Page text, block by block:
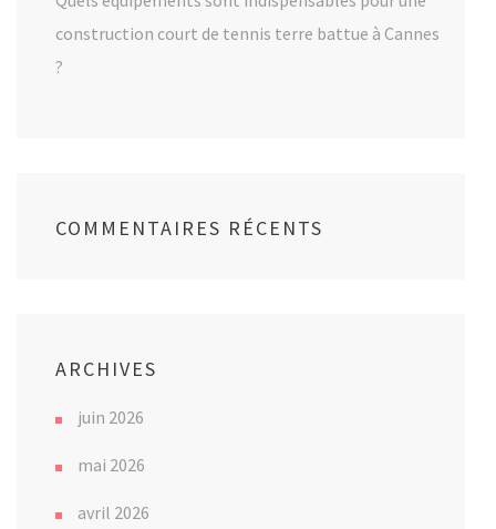
construction court de tennis terre battue à Cannes
?
COMMENTAIRES RÉCENTS
ARCHIVES
juin 2026
mai 2026
avril 2026